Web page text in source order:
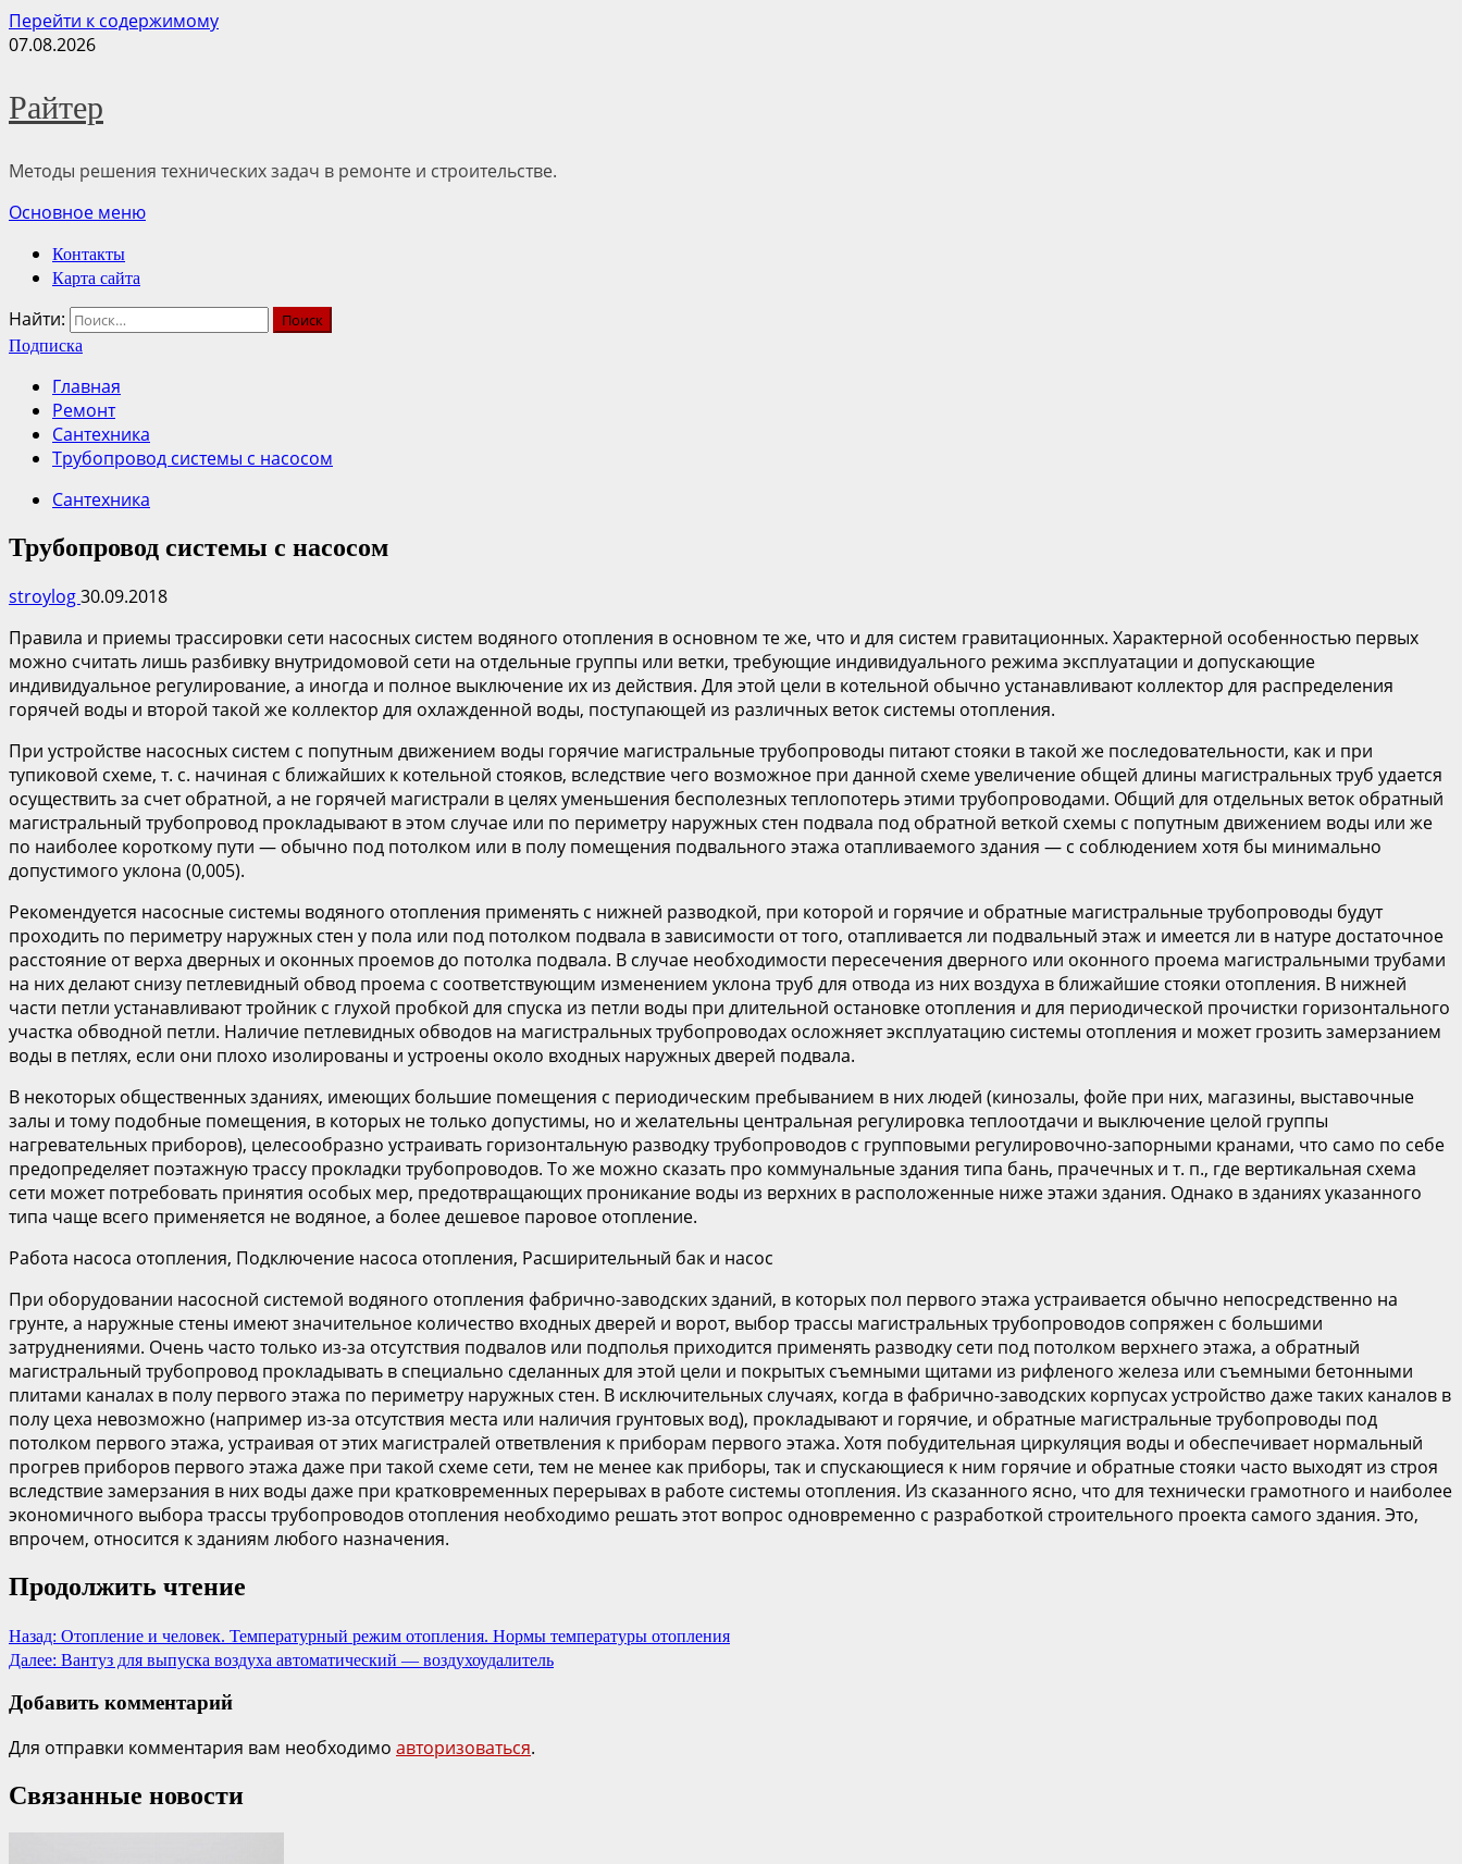
Перейти к содержимому
07.08.2026
Райтер
Методы решения технических задач в ремонте и строительстве.
Основное меню
Контакты
Карта сайта
Найти:
Подписка
Главная
Ремонт
Сантехника
Трубопровод системы с насосом
Сантехника
Трубопровод системы с насосом
stroylog30.09.2018
Правила и приемы трассировки сети насосных систем водяного отопления в основном те же, что и для систем гравитационных. Характерной особенностью первых
можно считать лишь разбивку внутридомовой сети на отдельные группы или ветки, требующие индивидуального режима эксплуатации и допускающие
индивидуальное регулирование, а иногда и полное выключение их из действия. Для этой цели в котельной обычно устанавливают коллектор для распределения
горячей воды и второй такой же коллектор для охлажденной воды, поступающей из различных веток системы отопления.
При устройстве насосных систем с попутным движением воды горячие магистральные трубопроводы питают стояки в такой же последовательности, как и при
тупиковой схеме, т. с. начиная с ближайших к котельной стояков, вследствие чего возможное при данной схеме увеличение общей длины магистральных труб удается
осуществить за счет обратной, а не горячей магистрали в целях уменьшения бесполезных теплопотерь этими трубопроводами. Общий для отдельных веток обратный
магистральный трубопровод прокладывают в этом случае или по периметру наружных стен подвала под обратной веткой схемы с попутным движением воды или же
по наиболее короткому пути — обычно под потолком или в полу помещения подвального этажа отапливаемого здания — с соблюдением хотя бы минимально
допустимого уклона (0,005).
Рекомендуется насосные системы водяного отопления применять с нижней разводкой, при которой и горячие и обратные магистральные трубопроводы будут
проходить по периметру наружных стен у пола или под потолком подвала в зависимости от того, отапливается ли подвальный этаж и имеется ли в натуре достаточное
расстояние от верха дверных и оконных проемов до потолка подвала. В случае необходимости пересечения дверного или оконного проема магистральными трубами
на них делают снизу петлевидный обвод проема с соответствующим изменением уклона труб для отвода из них воздуха в ближайшие стояки отопления. В нижней
части петли устанавливают тройник с глухой пробкой для спуска из петли воды при длительной остановке отопления и для периодической прочистки горизонтального
участка обводной петли. Наличие петлевидных обводов на магистральных трубопроводах осложняет эксплуатацию системы отопления и может грозить замерзанием
воды в петлях, если они плохо изолированы и устроены около входных наружных дверей подвала.
В некоторых общественных зданиях, имеющих большие помещения с периодическим пребыванием в них людей (кинозалы, фойе при них, магазины, выставочные
залы и тому подобные помещения, в которых не только допустимы, но и желательны центральная регулировка теплоотдачи и выключение целой группы
нагревательных приборов), целесообразно устраивать горизонтальную разводку трубопроводов с групповыми регулировочно-запорными кранами, что само по себе
предопределяет поэтажную трассу прокладки трубопроводов. То же можно сказать про коммунальные здания типа бань, прачечных и т. п., где вертикальная схема
сети может потребовать принятия особых мер, предотвращающих проникание воды из верхних в расположенные ниже этажи здания. Однако в зданиях указанного
типа чаще всего применяется не водяное, а более дешевое паровое отопление.
Работа насоса отопления, Подключение насоса отопления, Расширительный бак и насос
При оборудовании насосной системой водяного отопления фабрично-заводских зданий, в которых пол первого этажа устраивается обычно непосредственно на
грунте, а наружные стены имеют значительное количество входных дверей и ворот, выбор трассы магистральных трубопроводов сопряжен с большими
затруднениями. Очень часто только из-за отсутствия подвалов или подполья приходится применять разводку сети под потолком верхнего этажа, а обратный
магистральный трубопровод прокладывать в специально сделанных для этой цели и покрытых съемными щитами из рифленого железа или съемными бетонными
плитами каналах в полу первого этажа по периметру наружных стен. В исключительных случаях, когда в фабрично-заводских корпусах устройство даже таких каналов в
полу цеха невозможно (например из-за отсутствия места или наличия грунтовых вод), прокладывают и горячие, и обратные магистральные трубопроводы под
потолком первого этажа, устраивая от этих магистралей ответвления к приборам первого этажа. Хотя побудительная циркуляция воды и обеспечивает нормальный
прогрев приборов первого этажа даже при такой схеме сети, тем не менее как приборы, так и спускающиеся к ним горячие и обратные стояки часто выходят из строя
вследствие замерзания в них воды даже при кратковременных перерывах в работе системы отопления. Из сказанного ясно, что для технически грамотного и наиболее
экономичного выбора трассы трубопроводов отопления необходимо решать этот вопрос одновременно с разработкой строительного проекта самого здания. Это,
впрочем, относится к зданиям любого назначения.
Продолжить чтение
Назад: Отопление и человек. Температурный режим отопления. Нормы температуры отопления
Далее: Вантуз для выпуска воздуха автоматический — воздухоудалитель
Добавить комментарий
Для отправки комментария вам необходимо авторизоваться.
Связанные новости